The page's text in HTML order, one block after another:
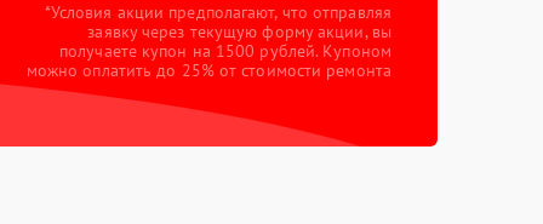
*Условия акции предполагают, что отправляя
заявку через текущую форму акции, вы
получаете купон на 1500 рублей. Купоном
можно оплатить до 25% от стоимости ремонта